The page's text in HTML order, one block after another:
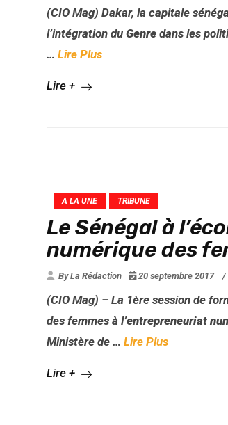
(CIO Mag) Dakar, la capitale
l’intégration du Genre dans les
… Lire Plus
Lire +
A LA UNE TRIBUNE
Le Sénégal à
numérique des
By La Rédaction 20 septembre 2017 /
(CIO Mag) – La 1ère session de
des femmes à l’entrepreneuriat
Ministère de … Lire Plus
Lire +